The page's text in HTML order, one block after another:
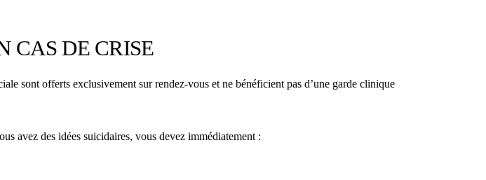
CAS DE CRISE
sont offerts exclusivement sur rendez-vous et ne bénéficient pas d’une garde clinique
avez des idées suicidaires, vous devez immédiatement :